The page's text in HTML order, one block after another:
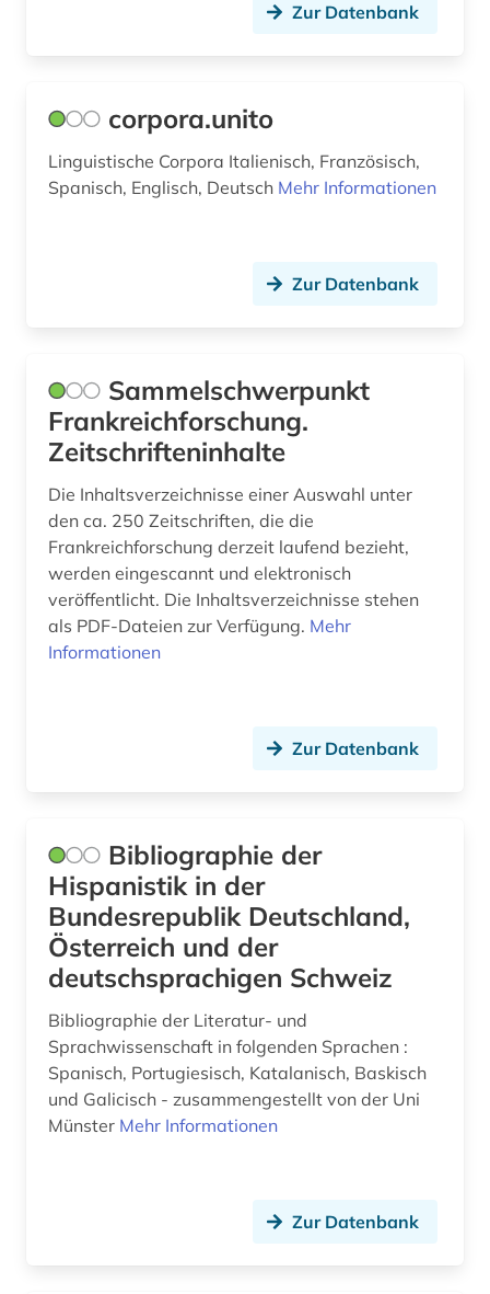
Zur Datenbank
corpora.unito
Linguistische Corpora Italienisch, Französisch,
Spanisch, Englisch, Deutsch Mehr Informationen
Zur Datenbank
Sammelschwerpunkt
Frankreichforschung.
Zeitschrifteninhalte
Die Inhaltsverzeichnisse einer Auswahl unter
den ca. 250 Zeitschriften, die die
Frankreichforschung derzeit laufend bezieht,
werden eingescannt und elektronisch
veröffentlicht. Die Inhaltsverzeichnisse stehen
als PDF-Dateien zur Verfügung. Mehr
Informationen
Zur Datenbank
Bibliographie der
Hispanistik in der
Bundesrepublik Deutschland,
Österreich und der
deutschsprachigen Schweiz
Bibliographie der Literatur- und
Sprachwissenschaft in folgenden Sprachen :
Spanisch, Portugiesisch, Katalanisch, Baskisch
und Galicisch - zusammengestellt von der Uni
Münster Mehr Informationen
Zur Datenbank